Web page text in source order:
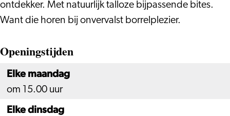
ontdekker. Met natuurlijk talloze bijpassende bites.
Want die horen bij onvervalst borrelplezier.
Openingstijden
Elke maandag
om 15.00 uur
Elke dinsdag